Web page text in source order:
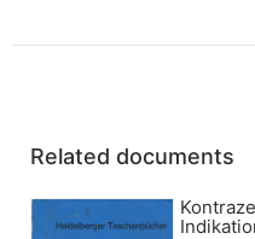
Related documents